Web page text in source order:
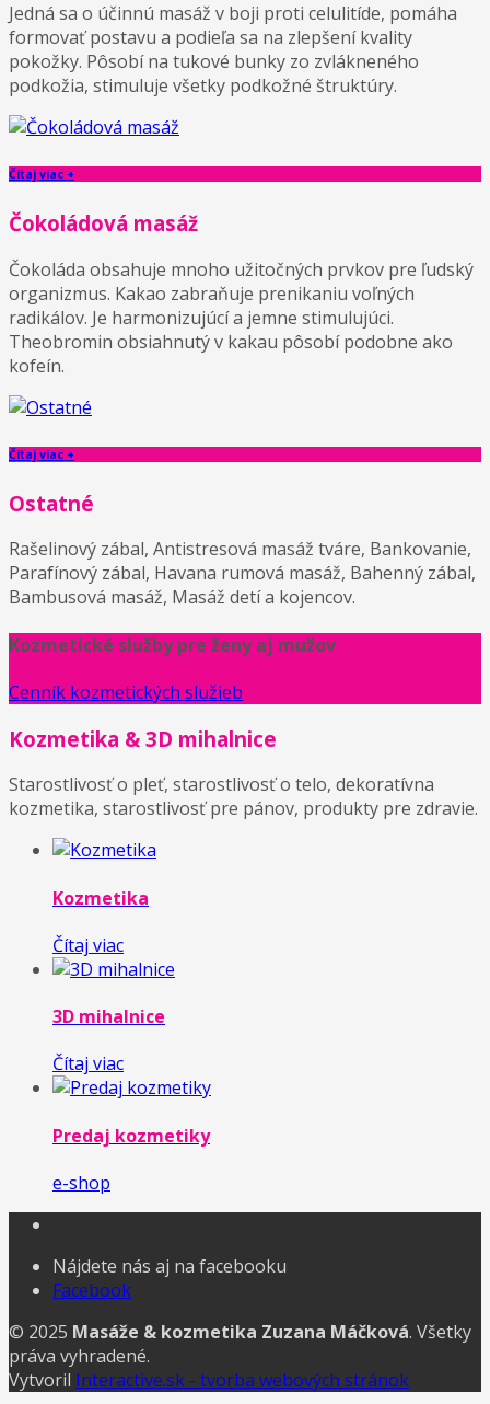
Jedná sa o účinnú masáž v boji proti celulitíde, pomáha
formovať postavu a podieľa sa na zlepšení kvality
pokožky. Pôsobí na tukové bunky zo zvlákneného
podkožia, stimuluje všetky podkožné štruktúry.
Čítaj viac +
Čokoládová masáž
Čokoláda obsahuje mnoho užitočných prvkov pre ľudský
organizmus. Kakao zabraňuje prenikaniu voľných
radikálov. Je harmonizujúcí a jemne stimulujúci.
Theobromin obsiahnutý v kakau pôsobí podobne ako
kofeín.
Čítaj viac +
Ostatné
Rašelinový zábal, Antistresová masáž tváre, Bankovanie,
Parafínový zábal, Havana rumová masáž, Bahenný zábal,
Bambusová masáž, Masáž detí a kojencov.
Kozmetické služby pre ženy aj mužov
Cenník kozmetických služieb
Kozmetika & 3D mihalnice
Starostlivosť o pleť, starostlivosť o telo, dekoratívna
kozmetika, starostlivosť pre pánov, produkty pre zdravie.
Kozmetika
Čítaj viac
3D mihalnice
Čítaj viac
Predaj kozmetiky
e-shop
Nájdete nás aj na facebooku
Facebook
© 2025 Masáže & kozmetika Zuzana Máčková. Všetky
práva vyhradené.
Vytvoril Interactive.sk - tvorba webových stránok